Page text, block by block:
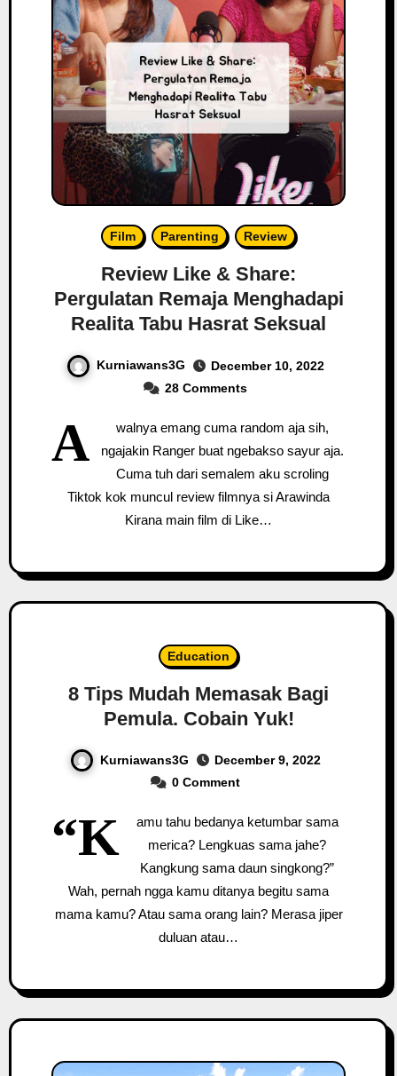
Film Parenting Review
Review Like & Share:
Pergulatan Remaja Menghadapi
Realita Tabu Hasrat Seksual
Kurniawans3G
December 10, 2022
28 Comments
A
walnya emang cuma random aja sih,
ngajakin Ranger buat ngebakso sayur aja.
Cuma tuh dari semalem aku scroling
Tiktok kok muncul review filmnya si Arawinda
Kirana main film di Like…
Education
8 Tips Mudah Memasak Bagi
Pemula. Cobain Yuk!
Kurniawans3G
December 9, 2022
0 Comment
“K
amu tahu bedanya ketumbar sama
merica? Lengkuas sama jahe?
Kangkung sama daun singkong?”
Wah, pernah ngga kamu ditanya begitu sama
mama kamu? Atau sama orang lain? Merasa jiper
duluan atau…